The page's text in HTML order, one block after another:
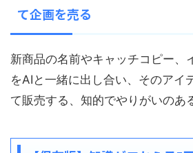
て企画を売る
新商品の名前やキャッチコピー、
をAIと一緒に出し合い、そのアイ
て販売する、知的でやりがいのあ